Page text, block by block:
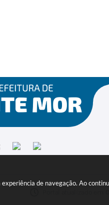
de navegação. Ao